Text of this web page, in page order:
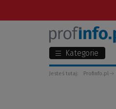
Kategorie
Jesteś tutaj: Profinfo.pl